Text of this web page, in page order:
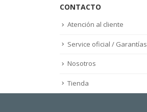
CONTACTO
Atención al cliente
Service oficial / Garantías
Nosotros
Tienda